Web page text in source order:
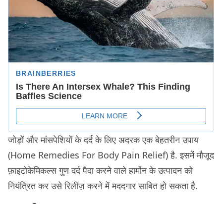
जोड़ों और मांसपेशियों के दर्द के लिए अदरक एक बेहतरीन उपाय
(Home Remedies For Body Pain Relief) है. इसमें मौजूद
फ़ाइटोकेमिकल्स गुण दर्द पैदा करने वाले हार्मोन के उत्पादन को
नियंत्रित कर उसे रिलीज़ करने में मददगार साबित हो सकता है.